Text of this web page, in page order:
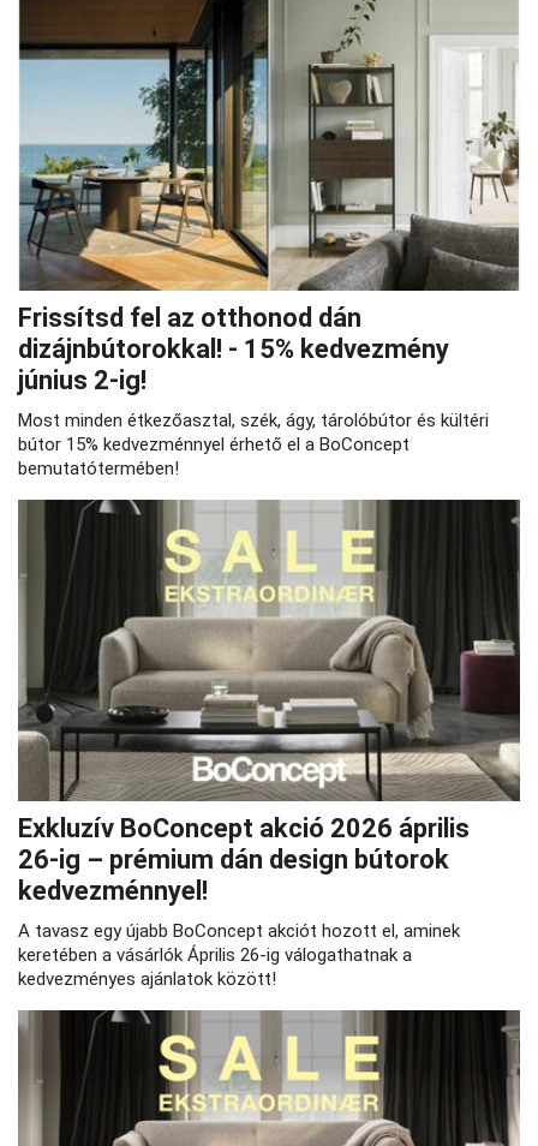
Frissítsd fel az otthonod dán
dizájnbútorokkal! - 15% kedvezmény
június 2-ig!
Most minden étkezőasztal, szék, ágy, tárolóbútor és kültéri
bútor 15% kedvezménnyel érhető el a BoConcept
bemutatótermében!
Exkluzív BoConcept akció 2026 április
26‑ig – prémium dán design bútorok
kedvezménnyel!
A tavasz egy újabb BoConcept akciót hozott el, aminek
keretében a vásárlók Április 26-ig válogathatnak a
kedvezményes ajánlatok között!